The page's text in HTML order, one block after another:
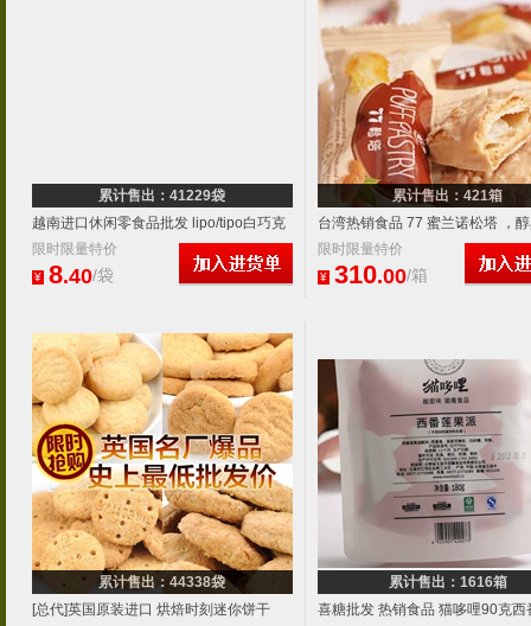
累计售出：41229袋
越南进口休闲零食品批发 lipo/tipo白巧克
力奶油面包干饼干 300g
限时限量特价
¥ 8.40/袋
累计售出：421箱
台湾热销食品 77 蜜兰诺松塔 ，
层，枫糖葡萄千层一箱12斤
限时限量特价
¥ 310.00/箱
累计售出：44338袋
[总代]英国原装进口 烘焙时刻迷你饼干
累计售出：1616箱
喜糖批发 热销食品 猫哆哩90克西